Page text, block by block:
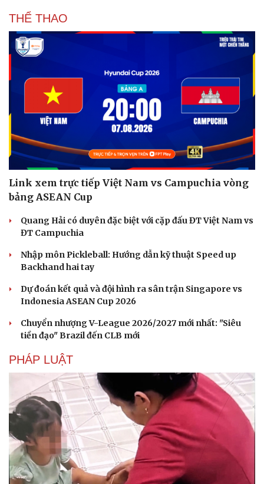
THỂ THAO
Link xem trực tiếp Việt Nam vs Campuchia vòng
bảng ASEAN Cup
Quang Hải có duyên đặc biệt với cặp đấu ĐT Việt Nam vs
ĐT Campuchia
Nhập môn Pickleball: Hướng dẫn kỹ thuật Speed up
Backhand hai tay
Dự đoán kết quả và đội hình ra sân trận Singapore vs
Indonesia ASEAN Cup 2026
Chuyển nhượng V-League 2026/2027 mới nhất: "Siêu
tiền đạo" Brazil đến CLB mới
PHÁP LUẬT